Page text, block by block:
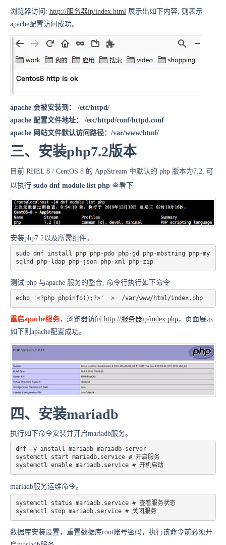
浏览器访问: http://服务器ip/index.html 展示出如下内容, 则表示
apache配置访问成功。
apache 会被安装到： /etc/httpd/
apache 配置文件地址： /etc/httpd/conf/httpd.conf
apache 网站文件默认访问路径：/var/www/html/
三、安装php7.2版本
目前 RHEL 8 / CentOS 8 的 AppStream 中默认的 php 版本为7.2, 可
以执行 sudo dnf module list php 查看下
安装php7.2以及所需组件。
sudo dnf install php php-pdo php-gd php-mbstring php-my
sqlnd php-ldap php-json php-xml php-zip
测试 php 与apache 服务的整合, 命令行执行如下命令
echo '<?php phpinfo();?>'  >  /var/www/html/index.php
重启apache服务，浏览器访问 http://服务器ip/index.php，页面展示
如下则apache配置成功。
四、安装mariadb
执行如下命令安装并开启mariadb服务。
dnf -y install mariadb mariadb-server
systemctl start mariadb.service # 开启服务
mariadb服务运维命令。
systemctl status mariadb.service # 查看服务状态
systemctl stop mariadb.service # 关闭服务
数据库安装设置，重置数据库root账号密码，执行该命令前必须开